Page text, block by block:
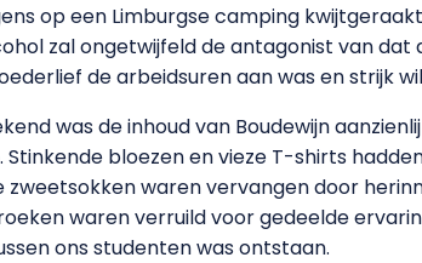
op een Limburgse camping
zal ongetwijfeld de antagonist van dat
de arbeidsuren aan was en strijk
was de inhoud van Boudewijn
bloezen en vieze T-shirts
waren vervangen door
waren verruild voor gedeelde
ons studenten was ontstaan.